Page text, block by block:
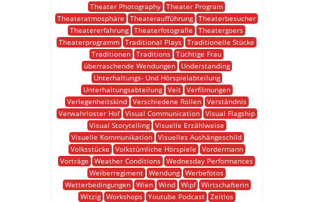
Theater Photography Theater Program
Theateratmosphäre
Theateraufführung Theaterbesucher
Theatererfahrung Theaterfotografie
Theatergoers
Theaterprogramm Traditional Plays Traditionelle Stücke
Traditionen Traditions Tüchtige Frau
überraschende Wendungen
Understanding
Unterhaltungs- Und Hörspielabteilung
Unterhaltungsabteilung
Veit
Verfilmungen
Verlegenheitskind
Verschiedene Rollen
Verständnis
Verwahrloster Hof
Visual Communication
Visual Flagship
Visual Storytelling
Visuelle Erzählweise
Visuelle Kommunikation Visuelles Aushängeschild
Volksstücke
Volkstümliche Hörspiele
Vordermann
Vorträge
Weather Conditions Wednesday Performances
Weiberregiment Wendung Werbefotos
Wetterbedingungen
Wien Wind Wipf
Wirtschafterin
Witzig
Workshops Youtube Podcast
Zeitlos